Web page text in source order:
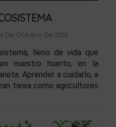
De Octubre De 2015
lleno de vida que
nuestro huerto, en la
Aprender a cuidarlo, a
tarea como agricultores